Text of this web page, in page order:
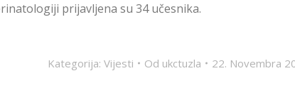
prijavljena su 34 učesnika.
Kategorija: Vijesti Od ukctuzla 22. Novembra